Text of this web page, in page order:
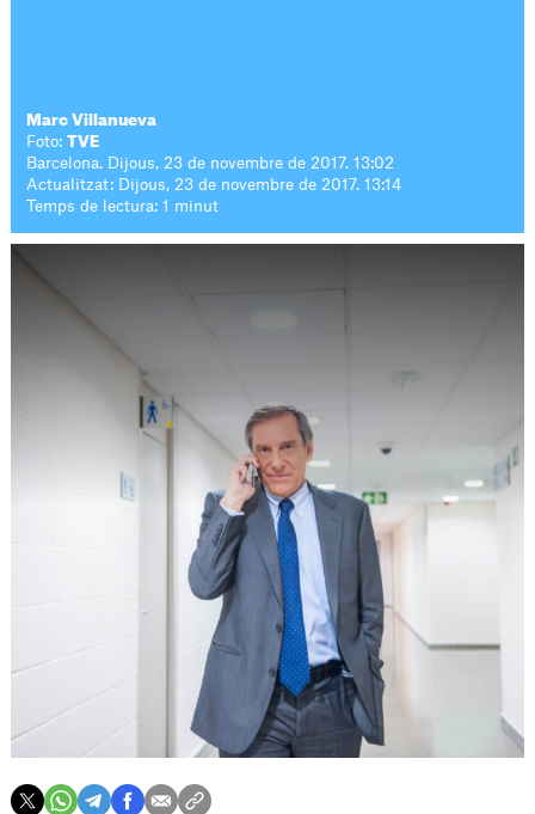
Marc Villanueva
Foto:TVE
Barcelona. Dijous, 23 de novembre de 2017. 13:02
Actualitzat: Dijous, 23 de novembre de 2017. 13:14
Temps de lectura: 1 minut